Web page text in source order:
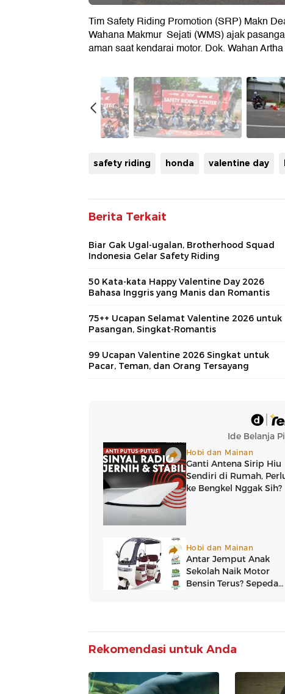
Tim Safety Riding Promotion (SRP) Makn
Wahana Makmur Sejati (WMS) ajak
aman saat kendarai motor. Dok. Wahan
safety riding honda valentine day
Berita Terkait
Biar Gak Ugal-ugalan, Brotherhood Squad
Indonesia Gelar Safety Riding
50 Kata-kata Happy Valentine Day 2026
Bahasa Inggris yang Manis dan Romantis
75++ Ucapan Selamat Valentine 2026 untuk
Pasangan, Singkat-Romantis
99 Ucapan Valentine 2026 Singkat untuk
Pacar, Teman, dan Orang Tersayang
Rekomendasi untuk Anda